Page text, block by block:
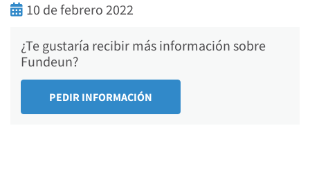
10 de febrero 2022
¿Te gustaría recibir más información sobre
Fundeun?